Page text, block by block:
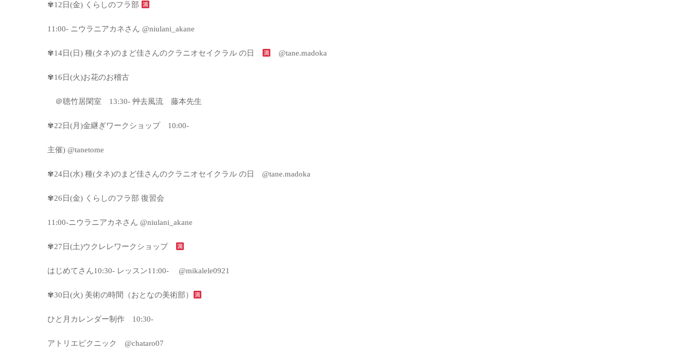
✾12日(金) くらしのフラ部
11:00- ニウラニアカネさん @niulani_akane
✾14日(日) 種(タネ)のまど佳さんのクラニオセイクラル の日 @tane.madoka
✾16日(火)お花のお稽古
＠聴竹居閑室 13:30- 艸去風流 藤本先生
✾22日(月)金継ぎワークショップ 10:00-
主催) @tanetome
✾24日(水) 種(タネ)のまど佳さんのクラニオセイクラル の日 @tane.madoka
✾26日(金) くらしのフラ部 復習会
11:00-ニウラニアカネさん @niulani_akane
✾27日(土)ウクレレワークショップ
はじめてさん10:30- レッスン11:00- @mikalele0921
✾30日(火) 美術の時間（おとなの美術部）
ひと月カレンダー制作 10:30-
アトリエピクニック @chataro07